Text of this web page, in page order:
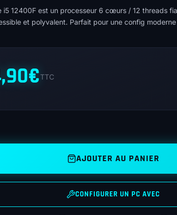
i5 12400F est un processeur 6 cœurs / 12 threads
et polyvalent. Parfait pour une config
€TTC
AJOUTER AU PANIER
CONFIGURER UN PC AVEC